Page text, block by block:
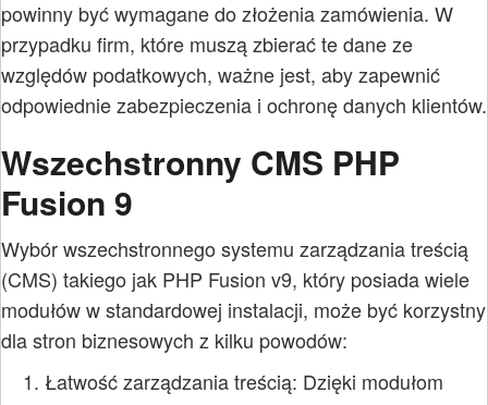
powinny być wymagane do złożenia zamówienia. W
przypadku firm, które muszą zbierać te dane ze
względów podatkowych, ważne jest, aby zapewnić
odpowiednie zabezpieczenia i ochronę danych klientów.
Wszechstronny CMS PHP
Fusion 9
Wybór wszechstronnego systemu zarządzania treścią
(CMS) takiego jak PHP Fusion v9, który posiada wiele
modułów w standardowej instalacji, może być korzystny
dla stron biznesowych z kilku powodów:
Łatwość zarządzania treścią: Dzięki modułom